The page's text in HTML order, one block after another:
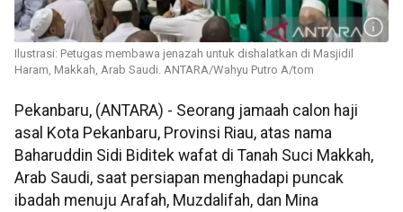
Ilustrasi: Petugas membawa jenazah untuk dishalatkan di Masjidil
Haram, Makkah, Arab Saudi. ANTARA/Wahyu Putro A/tom
Pekanbaru, (ANTARA) - Seorang jamaah calon haji
asal Kota Pekanbaru, Provinsi Riau, atas nama
Baharuddin Sidi Biditek wafat di Tanah Suci Makkah,
Arab Saudi, saat persiapan menghadapi puncak
ibadah menuju Arafah, Muzdalifah, dan Mina